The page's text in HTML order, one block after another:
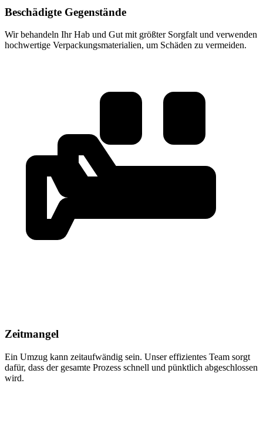
Beschädigte Gegenstände
Wir behandeln Ihr Hab und Gut mit größter Sorgfalt und verwenden
hochwertige Verpackungsmaterialien, um Schäden zu vermeiden.
Zeitmangel
Ein Umzug kann zeitaufwändig sein. Unser effizientes Team sorgt
dafür, dass der gesamte Prozess schnell und pünktlich abgeschlossen
wird.